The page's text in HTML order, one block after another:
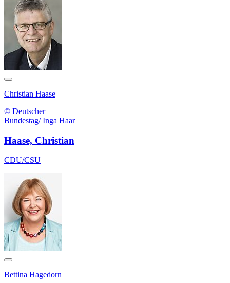
Christian Haase
© Deutscher
Bundestag/ Inga Haar
Haase, Christian
CDU/CSU
Bettina Hagedorn